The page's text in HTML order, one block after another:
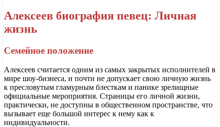
Алексеев биография певец: Личная
жизнь
Семейное положение
Алексеев считается одним из самых закрытых исполнителей в
мире шоу-бизнеса, и почти не допускает свою личную жизнь
к пресловутым гламурным блесткам и панике зрелищные
официальные мероприятия. Страницы его личной жизни,
практически, не доступны в общественном пространстве, что
вызывает еще большой интерес к нему как к
индивидуальности.